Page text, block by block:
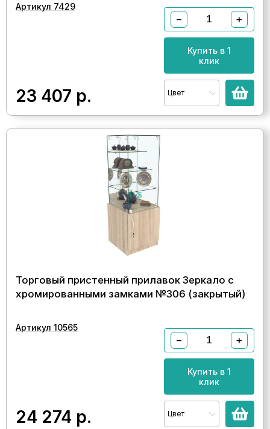
Артикул 7429
23 407 р.
− +
Купить в 1
клик
Цвет
Торговый пристенный прилавок Зеркало с
хромированными замками №306 (закрытый)
Артикул 10565
24 274 р.
− +
Купить в 1
клик
Цвет